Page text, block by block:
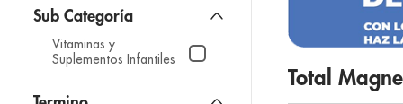
Vitaminas y
Suplementos Infantiles
Total
nivea
7. shampoo